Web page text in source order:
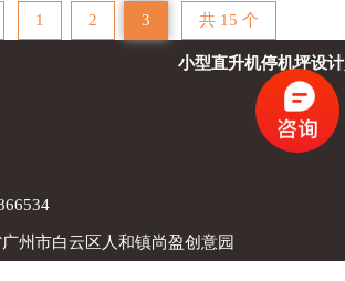
1 2 3 共 15 个
小型直升机停机坪设计
州市白云区人和镇尚盈创意园